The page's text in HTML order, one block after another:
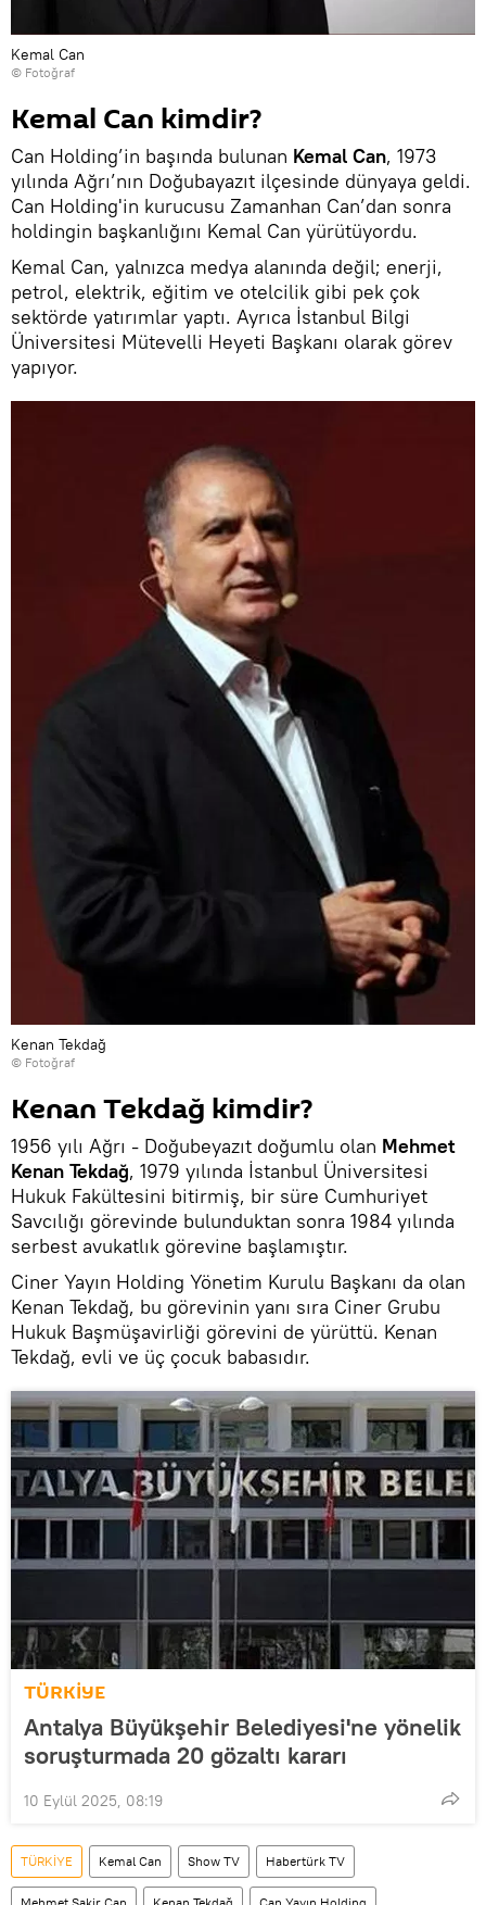
Kemal Can
© Fotoğraf
Kemal Can kimdir?
Can Holding’in başında bulunan Kemal Can, 1973
yılında Ağrı’nın Doğubayazıt ilçesinde dünyaya geldi.
Can Holding'in kurucusu Zamanhan Can’dan sonra
holdingin başkanlığını Kemal Can yürütüyordu.
Kemal Can, yalnızca medya alanında değil; enerji,
petrol, elektrik, eğitim ve otelcilik gibi pek çok
sektörde yatırımlar yaptı. Ayrıca İstanbul Bilgi
Üniversitesi Mütevelli Heyeti Başkanı olarak görev
yapıyor.
Kenan Tekdağ
© Fotoğraf
Kenan Tekdağ kimdir?
1956 yılı Ağrı - Doğubeyazıt doğumlu olan Mehmet
Kenan Tekdağ, 1979 yılında İstanbul Üniversitesi
Hukuk Fakültesini bitirmiş, bir süre Cumhuriyet
Savcılığı görevinde bulunduktan sonra 1984 yılında
serbest avukatlık görevine başlamıştır.
Ciner Yayın Holding Yönetim Kurulu Başkanı da olan
Kenan Tekdağ, bu görevinin yanı sıra Ciner Grubu
Hukuk Başmüşavirliği görevini de yürüttü. Kenan
Tekdağ, evli ve üç çocuk babasıdır.
TÜRKİYE
Antalya Büyükşehir Belediyesi'ne yönelik
soruşturmada 20 gözaltı kararı
10 Eylül 2025, 08:19
TÜRKİYE Kemal Can Show TV Habertürk TV